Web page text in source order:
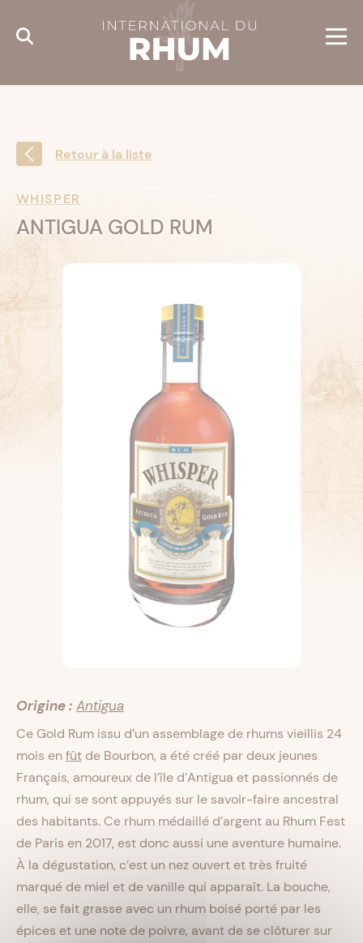
Retour à la liste
WHISPER
ANTIGUA GOLD RUM
Origine : Antigua
Ce Gold Rum issu d’un assemblage de rhums vieillis 24
mois enfût de Bourbon, a été créé par deux jeunes
Français, amoureux de l’île d’Antigua et passionnés de
rhum, qui se sont appuyés sur le savoir-faire ancestral
des habitants. Ce rhum médaillé d’argent au Rhum Fest
de Paris en 2017, est donc aussi une aventure humaine.
À la dégustation, c’est un nez ouvert et très fruité
marqué de miel et de vanille qui apparaît. La bouche,
elle, se fait grasse avec un rhum boisé porté par les
épices et une note de poivre, avant de se clôturer sur
Cookies management panel